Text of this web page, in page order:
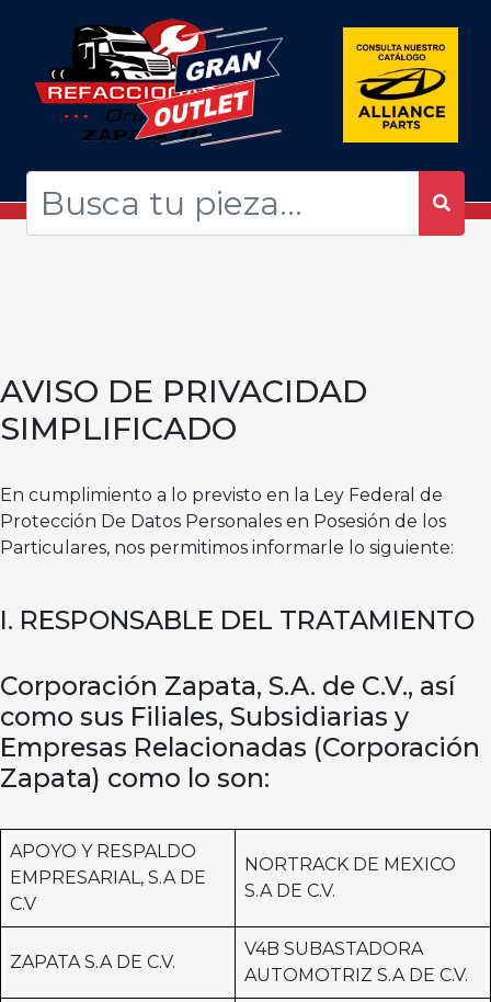
AVISO DE PRIVACIDAD
SIMPLIFICADO
En cumplimiento a lo previsto en la Ley Federal de
Protección De Datos Personales en Posesión de los
Particulares, nos permitimos informarle lo siguiente:
I. RESPONSABLE DEL TRATAMIENTO
Corporación Zapata, S.A. de C.V., así
como sus Filiales, Subsidiarias y
Empresas Relacionadas (Corporación
Zapata) como lo son:
APOYO Y RESPALDO
EMPRESARIAL, S.A DE
C.V
NORTRACK DE MEXICO
S.A DE C.V.
ZAPATA S.A DE C.V.
V4B SUBASTADORA
AUTOMOTRIZ S.A DE C.V.